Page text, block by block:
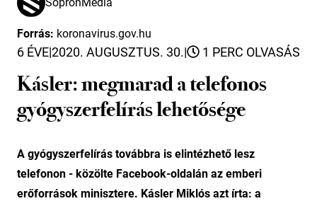
Forrás: koronavirus.gov.hu
6 ÉVE|2020. AUGUSZTUS. 30.| 1 PERC OLVASÁS
Kásler: megmarad a telefonos
gyógyszerfelírás lehetősége
A gyógyszerfelírás továbbra is elintézhető lesz
telefonon - közölte Facebook-oldalán az emberi
erőforrások minisztere. Kásler Miklós azt írta: a